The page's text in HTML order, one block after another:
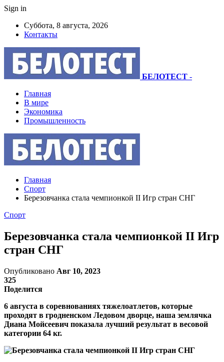
Sign in
Суббота, 8 августа, 2026
Контакты
БЕЛОТЕСТ -
Главная
В мире
Экономика
Промышленность
Главная
Спорт
Березовчанка стала чемпионкой II Игр стран СНГ
Спорт
Березовчанка стала чемпионкой II Игр
стран СНГ
Опубликовано Авг 10, 2023
325
Поделится
6 августа в соревнованиях тяжелоатлетов, которые
проходят в гродненском Ледовом дворце, наша землячка
Диана Мойсеевич показала лучший результат в весовой
категории 64 кг.